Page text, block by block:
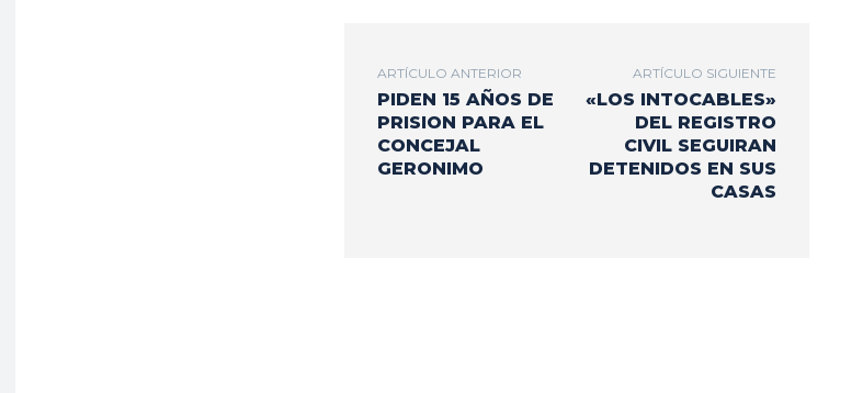
ARTÍCULO ANTERIOR
PIDEN 15 AÑOS DE
PRISION PARA EL
CONCEJAL
GERONIMO
ARTÍCULO SIGUIENTE
«LOS INTOCABLES»
DEL REGISTRO
CIVIL SEGUIRAN
DETENIDOS EN SUS
CASAS